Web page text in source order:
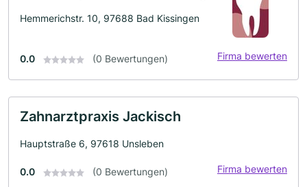
Hemmerichstr. 10, 97688 Bad Kissingen
0.0 (0 Bewertungen) Firma bewerten
Zahnarztpraxis Jackisch
Hauptstraße 6, 97618 Unsleben
0.0 (0 Bewertungen) Firma bewerten